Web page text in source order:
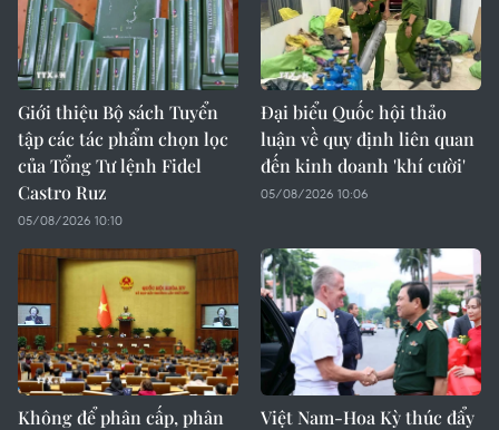
Giới thiệu Bộ sách Tuyển
tập các tác phẩm chọn lọc
của Tổng Tư lệnh Fidel
Castro Ruz
05/08/2026 10:10
Đại biểu Quốc hội thảo
luận về quy định liên quan
đến kinh doanh 'khí cười'
05/08/2026 10:06
Không để phân cấp, phân
Việt Nam-Hoa Kỳ thúc đẩy